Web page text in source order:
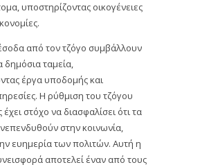
υποστηρίζοντας οικογένειες
από τον τζόγο συμβάλλουν
δημόσια ταμεία,
έργα υποδομής και
Η ρύθμιση του τζόγου
στόχο να διασφαλίσει ότι τα
στην κοινωνία,
ευημερία των πολιτών. Αυτή η
αποτελεί έναν από τους